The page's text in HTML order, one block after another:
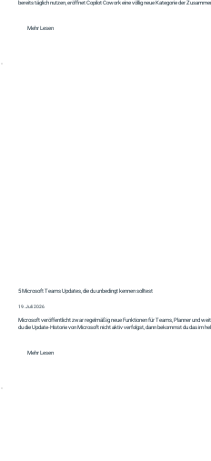
bereits täglich nutzen, eröffnet Copilot Cowork eine völlig neue Kategorie der
Mehr Lesen
5 Microsoft Teams Updates, die du unbedingt kennen solltest
19. Juli 2026
Microsoft veröffentlicht zwar regelmäßig neue Funktionen für Teams, Planner und
du die Update-Historie von Microsoft nicht aktiv verfolgst, dann bekommst du das im
Mehr Lesen